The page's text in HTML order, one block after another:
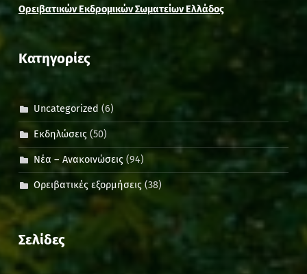
Ορειβατικών Εκδρομικών Σωματείων Ελλάδος
Kατηγορίες
Uncategorized (6)
Εκδηλώσεις(50)
Νέα – Ανακοινώσεις(94)
Ορειβατικές εξορμήσεις(38)
Σελίδες